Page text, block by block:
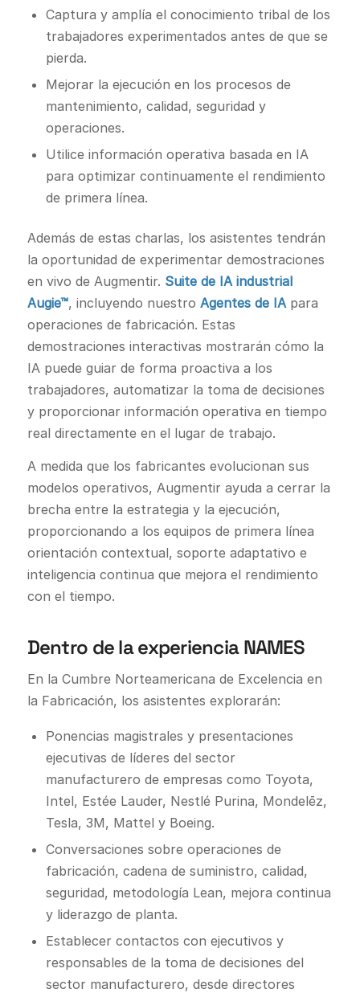
Captura y amplía el conocimiento tribal de los
trabajadores experimentados antes de que se
pierda.
Mejorar la ejecución en los procesos de
mantenimiento, calidad, seguridad y
operaciones.
Utilice información operativa basada en IA
para optimizar continuamente el rendimiento
de primera línea.
Además de estas charlas, los asistentes tendrán
la oportunidad de experimentar demostraciones
en vivo de Augmentir. Suite de IA industrial
Augie™, incluyendo nuestro Agentes de IApara
operaciones de fabricación. Estas
demostraciones interactivas mostrarán cómo la
IA puede guiar de forma proactiva a los
trabajadores, automatizar la toma de decisiones
y proporcionar información operativa en tiempo
real directamente en el lugar de trabajo.
A medida que los fabricantes evolucionan sus
modelos operativos, Augmentir ayuda a cerrar la
brecha entre la estrategia y la ejecución,
proporcionando a los equipos de primera línea
orientación contextual, soporte adaptativo e
inteligencia continua que mejora el rendimiento
con el tiempo.
Dentro de la experiencia NAMES
En la Cumbre Norteamericana de Excelencia en
la Fabricación, los asistentes explorarán:
Ponencias magistrales y presentaciones
ejecutivas de líderes del sector
manufacturero de empresas como Toyota,
Intel, Estée Lauder, Nestlé Purina, Mondelēz,
Tesla, 3M, Mattel y Boeing.
Conversaciones sobre operaciones de
fabricación, cadena de suministro, calidad,
seguridad, metodología Lean, mejora continua
y liderazgo de planta.
Establecer contactos con ejecutivos y
responsables de la toma de decisiones del
sector manufacturero, desde directores